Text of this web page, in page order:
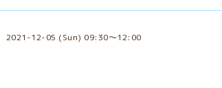
2021-12-05 (Sun) 09:30～12:00